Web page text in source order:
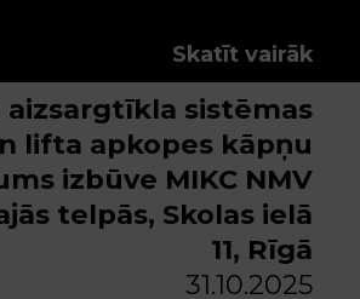
Skatīt vairāk
aizsargtīkla sistēmas
lifta apkopes kāpņu
izbūve MIKC NMV
telpās, Skolas ielā
11, Rīgā
31.10.2025